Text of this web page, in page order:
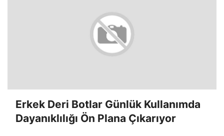
Erkek Deri Botlar Günlük Kullanımda
Dayanıklılığı Ön Plana Çıkarıyor